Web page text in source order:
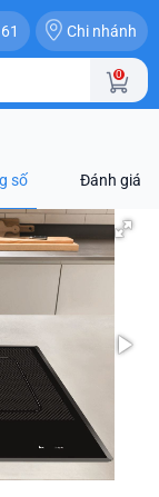
Chi nhánh
0
số Đánh giá